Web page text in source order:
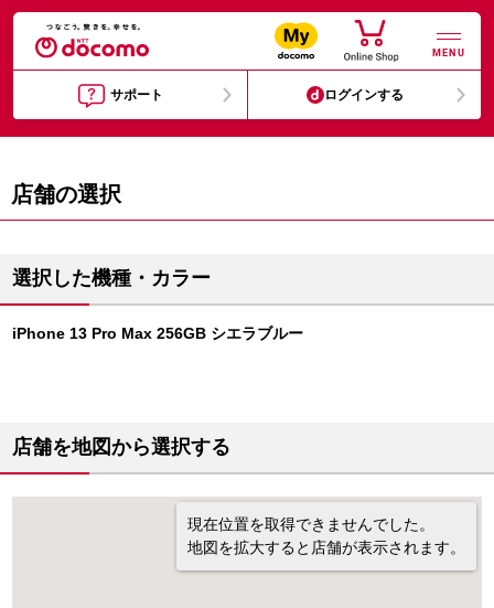
MENU
サポート ログインする
店舗の選択
選択した機種・カラー
iPhone 13 Pro Max 256GB シエラブルー
店舗を地図から選択する
現在位置を取得できませんでした。
地図を拡大すると店舗が表示されます。